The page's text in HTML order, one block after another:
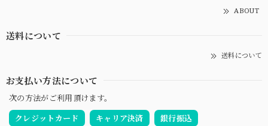
ABOUT
送料について
送料について
お支払い方法について
次の方法がご利用頂けます。
クレジットカード
キャリア決済 銀行振込